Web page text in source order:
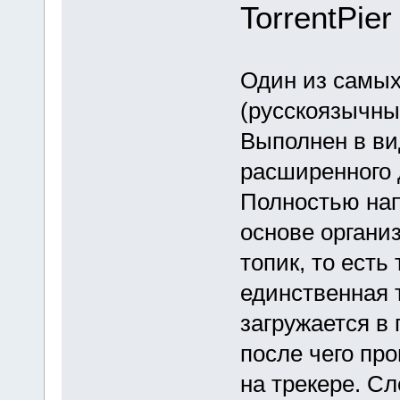
TorrentPier
Один из
Выполнен в
расширенного
Полностью
основе
топик, то есть
загружается
после чего
на трекере.